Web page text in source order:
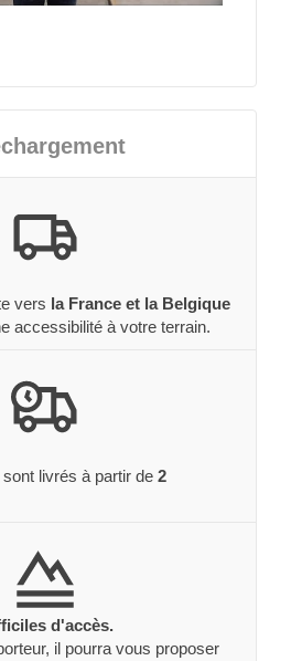
vers la France et la Belgique
accessibilité à votre terrain.
livrés à partir de 2
d'accès.
il pourra vous proposer